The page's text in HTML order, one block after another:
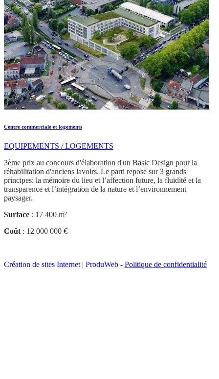
Centre commerciale et logements
EQUIPEMENTS / LOGEMENTS
3ème prix au concours d'élaboration d'un Basic Design pour la
réhabilitation d'anciens lavoirs. Le parti repose sur 3 grands
principes: la mémoire du lieu et l’affection future, la fluidité et la
transparence et l’intégration de la nature et l’environnement
paysager.
Surface : 17 400 m²
Coût : 12 000 000 €
Création de sites Internet | ProduWeb - Politique de confidentialité